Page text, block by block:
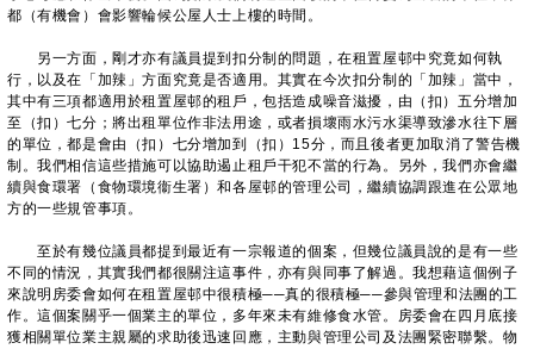
都（有機會）會影響輪候公屋人士上樓的時間。
另一方面，剛才亦有議員提到扣分制的問題，在租置屋邨中究竟如何執
行，以及在「加辣」方面究竟是否適用。其實在今次扣分制的「加辣」當中，
其中有三項都適用於租置屋邨的租戶，包括造成噪音滋擾，由（扣）五分增加
至（扣）七分；將出租單位作非法用途，或者損壞雨水污水渠導致滲水往下層
的單位，都是會由（扣）七分增加到（扣）15分，而且後者更加取消了警告機
制。我們相信這些措施可以協助遏止租戶干犯不當的行為。另外，我們亦會繼
續與食環署（食物環境衞生署）和各屋邨的管理公司，繼續協調跟進在公眾地
方的一些規管事項。
至於有幾位議員都提到最近有一宗報道的個案，但幾位議員說的是有一些
不同的情況，其實我們都很關注這事件，亦有與同事了解過。我想藉這個例子
來說明房委會如何在租置屋邨中很積極──真的很積極──參與管理和法團的工
作。這個案關乎一個業主的單位，多年來未有維修食水管。房委會在四月底接
獲相關單位業主親屬的求助後迅速回應，主動與管理公司及法團緊密聯繫。物